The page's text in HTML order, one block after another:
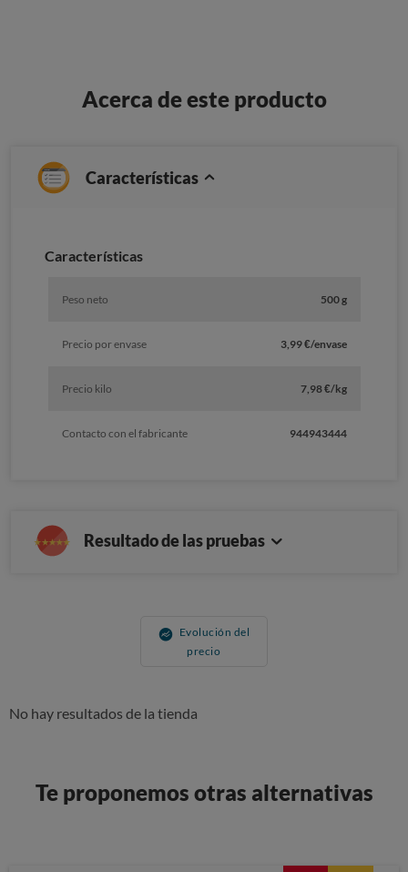
Acerca de este producto
Características
Caracterí­sticas
Peso neto 500 g
Precio por envase 3,99 €/envase
Precio kilo 7,98 €/kg
Contacto con el fabricante 944943444
Resultado de las pruebas
Evolución del
precio
No hay resultados de la tienda
Te proponemos otras alternativas